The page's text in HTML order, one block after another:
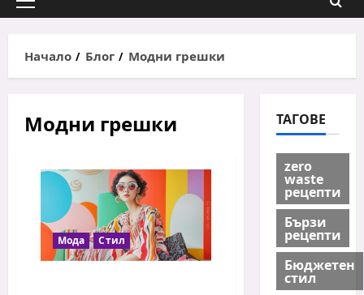
Primary
Начало
Блог Модни грешки
Модни грешки
Мода Стил
ТАГОВЕ
zero
waste
рецепти
Бързи
рецепти
Бюджетен
стил